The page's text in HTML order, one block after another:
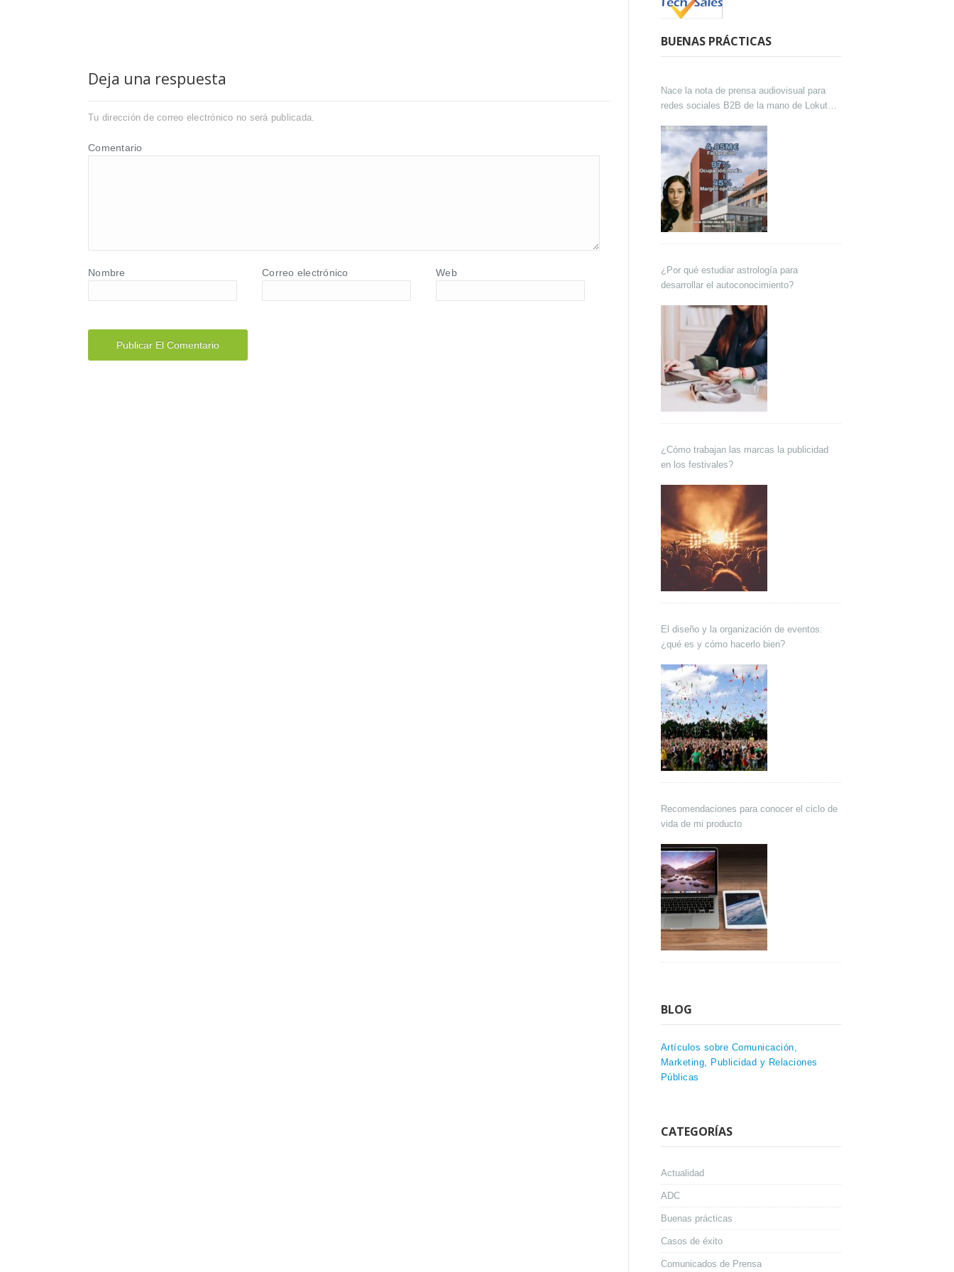
Deja una respuesta
Tu dirección de correo electrónico no será publicada.
Comentario
Nombre Correo electrónico Web
BUENAS PRÁCTICAS
Nace la nota de prensa audiovisual para
redes sociales B2B de la mano de Lokutor
¿Por qué estudiar astrología para
desarrollar el autoconocimiento?
¿Cómo trabajan las marcas la publicidad
en los festivales?
El diseño y la organización de eventos:
¿qué es y cómo hacerlo bien?
Recomendaciones para conocer el ciclo de
vida de mi producto
BLOG
Artículos sobre Comunicación,
Marketing, Publicidad y Relaciones
Públicas
CATEGORÍAS
Actualidad
ADC
Buenas prácticas
Casos de éxito
Comunicados de Prensa